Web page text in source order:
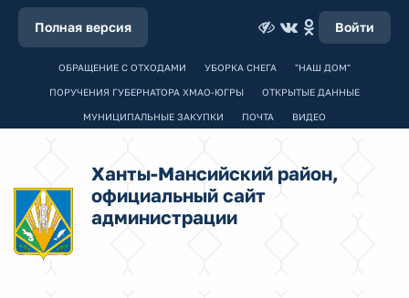
Полная версия Войти
ОБРАЩЕНИЕ С ОТХОДАМИ УБОРКА СНЕГА "НАШ ДОМ"
ПОРУЧЕНИЯ ГУБЕРНАТОРА ХМАО-ЮГРЫ ОТКРЫТЫЕ ДАННЫЕ
МУНИЦИПАЛЬНЫЕ ЗАКУПКИ ПОЧТА ВИДЕО
Ханты-Мансийский район,
официальный сайт
администрации